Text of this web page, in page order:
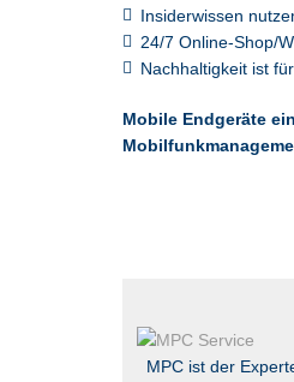
Insiderwissen
24/7 Online-Shop/
Nachhaltigkeit ist
Mobile Endgeräte
MPC ist der